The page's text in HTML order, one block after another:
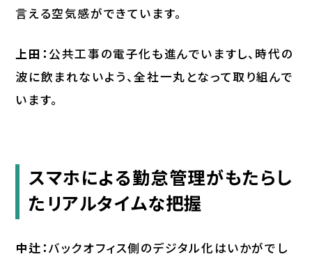
言える空気感ができています。
上田： 公共工事の電子化も進んでいますし、時代の
波に飲まれないよう、全社一丸となって取り組んで
います。
スマホによる勤怠管理がもたらし
たリアルタイムな把握
中辻：バックオフィス側のデジタル化はいかがでし